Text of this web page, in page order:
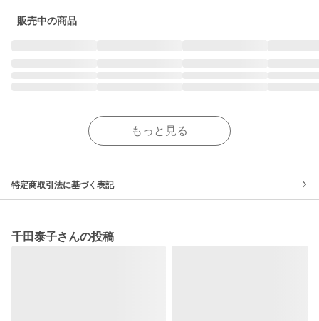
販売中の商品
もっと見る
特定商取引法に基づく表記
千田泰子さんの投稿